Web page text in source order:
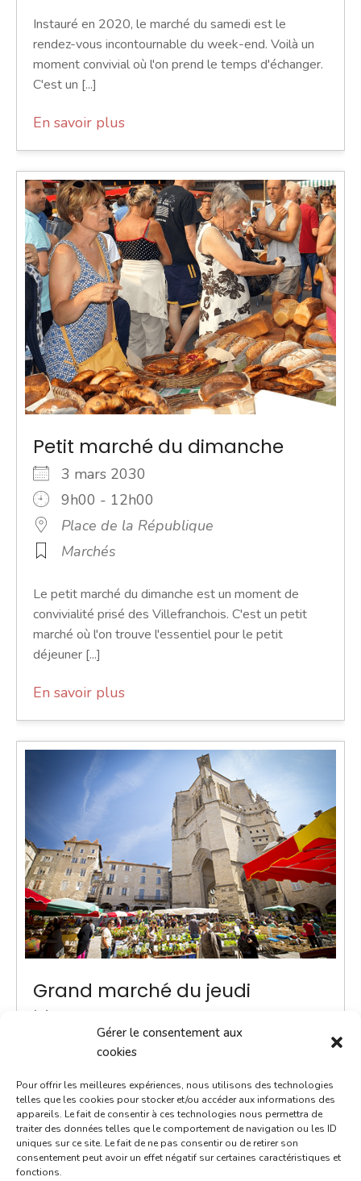
Gérer le consentement aux
cookies
Pour offrir les meilleures expériences, nous utilisons des technologies
telles que les cookies pour stocker et/ou accéder aux informations des
appareils. Le fait de consentir à ces technologies nous permettra de
traiter des données telles que le comportement de navigation ou les ID
uniques sur ce site. Le fait de ne pas consentir ou de retirer son
consentement peut avoir un effet négatif sur certaines caractéristiques et
fonctions.
Instauré en 2020, le marché du samedi est le
rendez-vous incontournable du week-end. Voilà un
moment convivial où l'on prend le temps d'échanger.
C'est un [...]
En savoir plus
Petit marché du dimanche
3 mars 2030
9h00 - 12h00
Place de la République
Marchés
Le petit marché du dimanche est un moment de
convivialité prisé des Villefranchois. C'est un petit
marché où l'on trouve l'essentiel pour le petit
déjeuner [...]
En savoir plus
Grand marché du jeudi
8h00 - 13h00
Marchés
ACTUALITÉ - Une navette Bastibus gratuite pour le
marché Chaque jeudi jusqu’à septembre, une navette